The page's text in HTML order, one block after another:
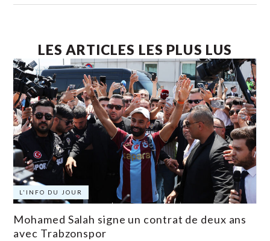
LES ARTICLES LES PLUS LUS
L'INFO DU JOUR
Mohamed Salah signe un contrat de deux ans
avec Trabzonspor